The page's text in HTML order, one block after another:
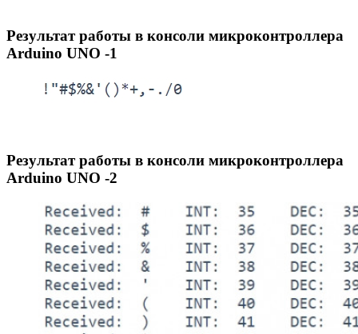
Результат работы в консоли микроконтроллера
Arduino UNO -1
Результат работы в консоли микроконтроллера
Arduino UNO -2